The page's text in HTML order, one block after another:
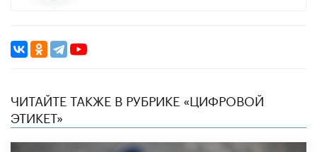
ЧИТАЙТЕ ТАКЖЕ В РУБРИКЕ «ЦИФРОВОЙ
ЭТИКЕТ»